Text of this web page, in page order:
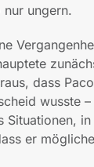
nur ungern.
dass
wusste
er